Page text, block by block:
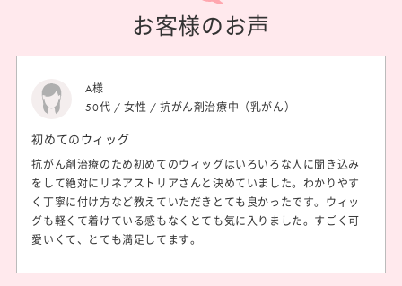
お客様のお声
A様
50代 / 女性 / 抗がん剤治療中（乳がん）
初めてのウィッグ
抗がん剤治療のため初めてのウィッグはいろいろな人に聞き込み
をして絶対にリネアストリアさんと決めていました。わかりやす
く丁寧に付け方など教えていただきとても良かったです。ウィッ
グも軽くて着けている感もなくとても気に入りました。すごく可
愛いくて、とても満足してます。